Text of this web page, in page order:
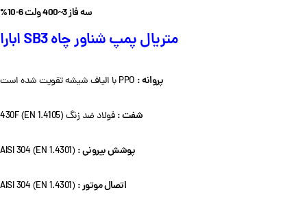
سه فاز 3~400 ولت 6-10%
متریال پمپ شناور چاه SB3 ابارا
پروانه :
شفت :فولاد ضد زنگ 430F (EN 1.4105)
پوشش بیرونی :AISI 304 (EN 1.4301)
اتصال موتور :AISI 304 (EN 1.4301)